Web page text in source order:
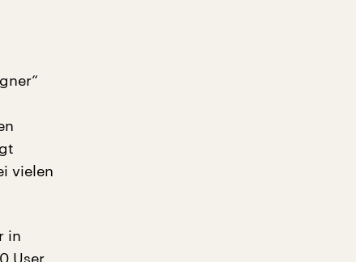
vielen
in
User